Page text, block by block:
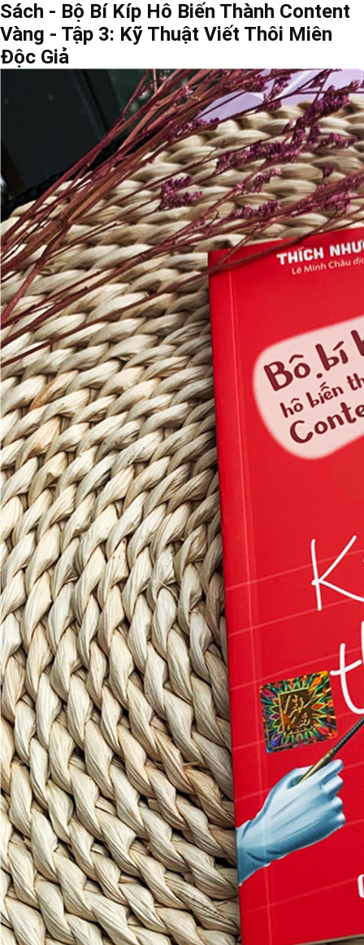
Sách - Bộ Bí Kíp Hô Biến Thành Content
Vàng - Tập 3: Kỹ Thuật Viết Thôi Miên
Độc Giả